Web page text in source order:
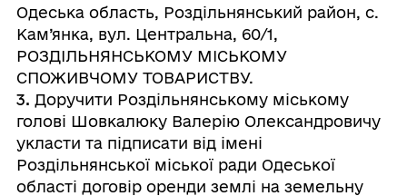
Одеська область, Роздільнянський район, с.
Кам’янка, вул. Центральна, 60/1,
РОЗДІЛЬНЯНСЬКОМУ МІСЬКОМУ
СПОЖИВЧОМУ ТОВАРИСТВУ.
3. Доручити Роздільнянському міському
голові Шовкалюку Валерію Олександровичу
укласти та підписати від імені
Роздільнянської міської ради Одеської
області договір оренди землі на земельну